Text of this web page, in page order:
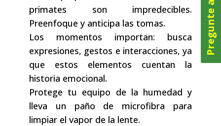
primates son impredecibles.
Preenfoque y anticipa las tomas.
Los momentos importan: busca
expresiones, gestos e interacciones, ya
que estos elementos cuentan la
historia emocional.
Protege tu equipo de la humedad y
lleva un paño de microfibra para
limpiar el vapor de la lente.